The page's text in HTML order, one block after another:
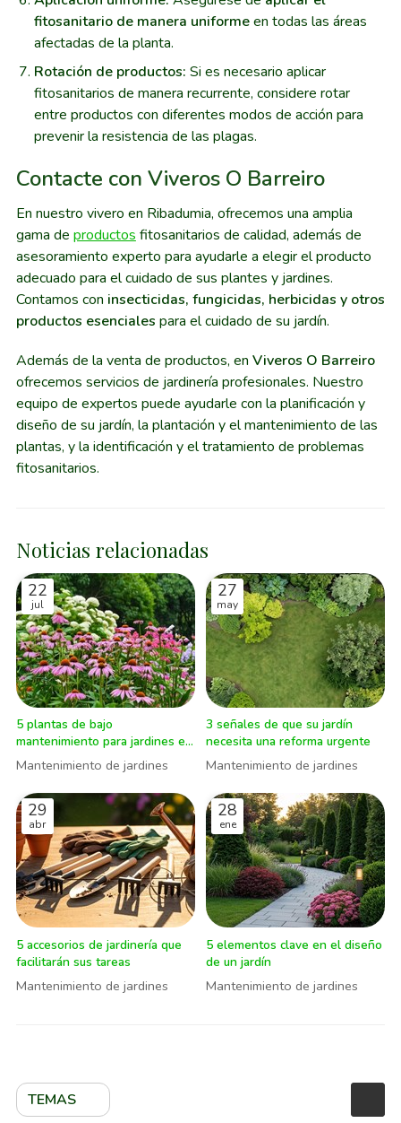
TEMAS
fitosanitario de manera uniformeen todas las áreas
afectadas de la planta.
Rotación de productos: Si es necesario aplicar
fitosanitarios de manera recurrente, considere rotar
entre productos con diferentes modos de acción para
prevenir la resistencia de las plagas.
Contacte con Viveros O Barreiro
En nuestro vivero en Ribadumia, ofrecemos una amplia
gama de productos fitosanitarios de calidad, además de
asesoramiento experto para ayudarle a elegir el producto
adecuado para el cuidado de sus plantes y jardines.
Contamos con insecticidas, fungicidas, herbicidas y otros
productos esenciales para el cuidado de su jardín.
Además de la venta de productos, en Viveros O Barreiro
ofrecemos servicios de jardinería profesionales. Nuestro
equipo de expertos puede ayudarle con la planificación y
diseño de su jardín, la plantación y el mantenimiento de las
plantas, y la identificación y el tratamiento de problemas
fitosanitarios.
Noticias relacionadas
22
jul
5 plantas de bajo
mantenimiento para jardines en
verano
Mantenimiento de jardines
27
may
3 señales de que su jardín
necesita una reforma urgente
Mantenimiento de jardines
29
abr
5 accesorios de jardinería que
facilitarán sus tareas
Mantenimiento de jardines
28
ene
5 elementos clave en el diseño
de un jardín
Mantenimiento de jardines